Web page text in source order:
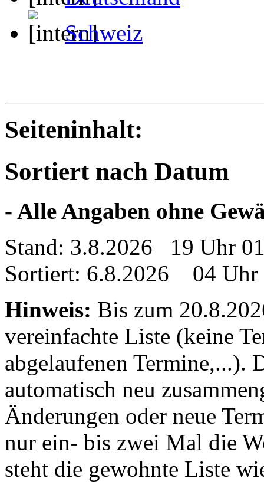
Schweiz
Seiteninhalt:
Sortiert nach Datum
- Alle Angaben ohne
Stand: 3.8.2026 19 Uhr
Sortiert: 6.8.2026 04 Uhr
Hinweis: Bis zum
vereinfachte Liste (keine
abgelaufenen
automatisch neu
Änderungen oder neue
nur ein- bis zwei Mal die
steht die gewohnte Liste